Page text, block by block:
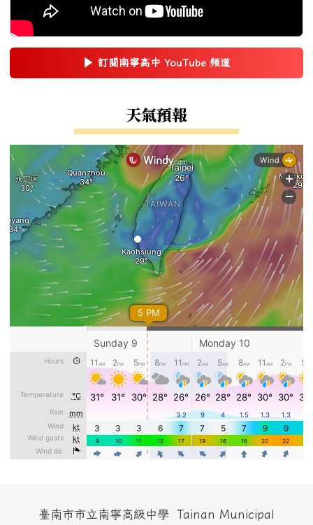
▶ 訂閱南寧高中 YouTube 頻道
(另開新視窗)
天氣預報
頁尾區域內容
臺南市市立南寧高級中學 Tainan Municipal